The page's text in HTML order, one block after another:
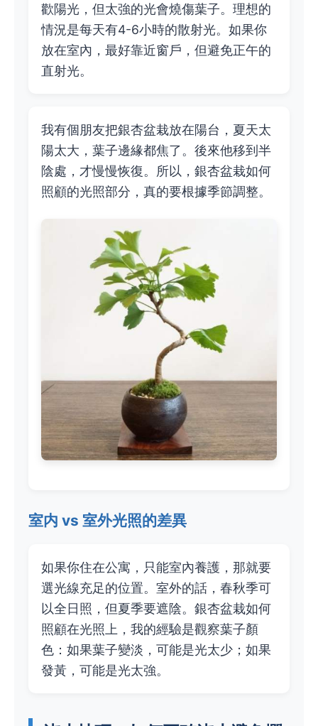
歡陽光，但太強的光會燒傷葉子。理想的
情況是每天有4-6小時的散射光。如果你
放在室內，最好靠近窗戶，但避免正午的
直射光。
我有個朋友把銀杏盆栽放在陽台，夏天太
陽太大，葉子邊緣都焦了。後來他移到半
陰處，才慢慢恢復。所以，銀杏盆栽如何
照顧的光照部分，真的要根據季節調整。
室内 vs 室外光照的差異
如果你住在公寓，只能室內養護，那就要
選光線充足的位置。室外的話，春秋季可
以全日照，但夏季要遮陰。銀杏盆栽如何
照顧在光照上，我的經驗是觀察葉子顏
色：如果葉子變淡，可能是光太少；如果
發黃，可能是光太強。